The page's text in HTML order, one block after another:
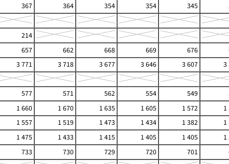
367 364 354 354 345
214
657 662 668 669 676
3 771 3 718 3 677 3 646 3 607
3
577 571 562 554 549
1 660 1 670 1 635 1 605 1 572
1
1 557 1 519 1 473 1 434 1 382
1
1 475 1 433 1 415 1 405 1 405
1
733 730 729 720 701